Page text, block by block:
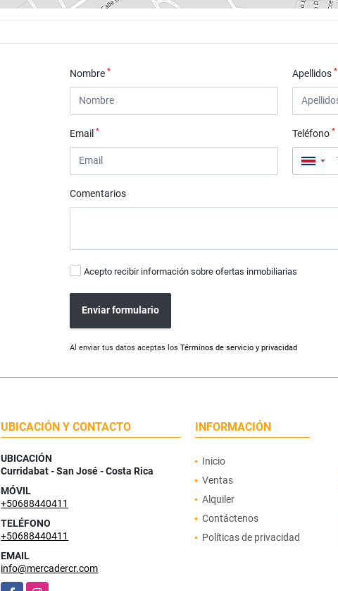
Nombre* Apellidos *
Email* Teléfono *
▼
Comentarios
Acepto recibir información sobre ofertas inmobiliarias
Enviar formulario
Al enviar tus datos aceptas losTérminos de servicio y privacidad
UBICACIÓN Y CONTACTO
UBICACIÓN
Curridabat - San José - Costa Rica
MÓVIL
+50688440411
TELÉFONO
+50688440411
EMAIL
info@mercadercr.com
INFORMACIÓN
Inicio
Ventas
Alquiler
Contáctenos
Políticas de privacidad